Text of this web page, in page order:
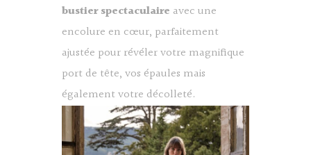
bustier spectaculaire avec une
encolure en cœur, parfaitement
ajustée pour révéler votre magnifique
port de tête, vos épaules mais
également votre décolleté.